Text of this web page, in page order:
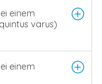
einem
varus)
einem